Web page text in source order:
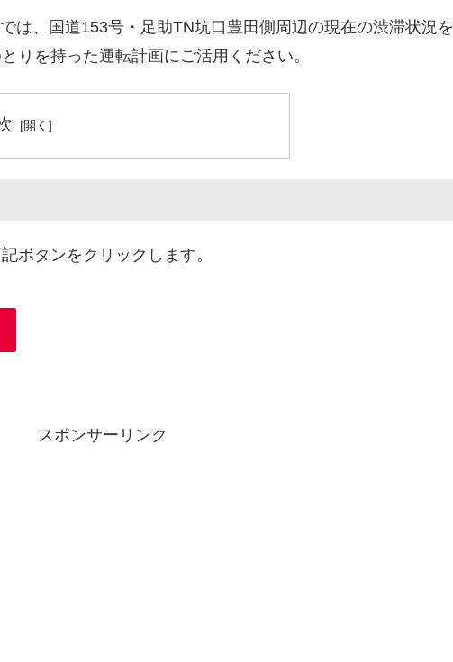
では、国道153号・足助TN坑口豊田側周辺の現在の渋滞状況を
りを持った運転計画にご活用ください。
ボタンをクリックします。
スポンサーリンク